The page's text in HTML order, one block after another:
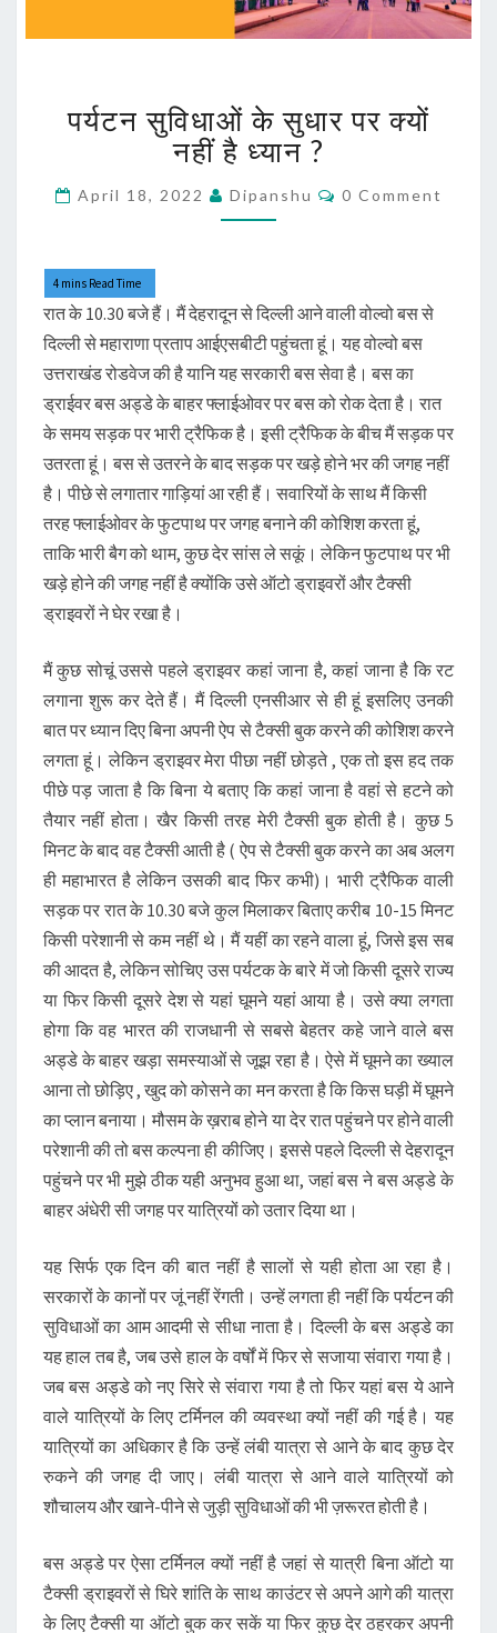
सुविधाओं
के
सुधार
पर
क्यों
?
पर्यटन सुविधाओं के सुधार पर क्यों
नहीं है ध्यान ?
April 18, 2022 Dipanshu Comments
0 Comment
रात के 10.30 बजे हैं। मैं देहरादून से दिल्ली आने वाली वोल्वो बस से
दिल्ली से महाराणा प्रताप आईएसबीटी पहुंचता हूं। यह वोल्वो बस
उत्तराखंड रोडवेज की है यानि यह सरकारी बस सेवा है। बस का
ड्राईवर बस अड्डे के बाहर फ्लाईओवर पर बस को रोक देता है। रात
के समय सड़क पर भारी ट्रैफिक है। इसी ट्रैफिक के बीच मैं सड़क पर
उतरता हूं। बस से उतरने के बाद सड़क पर खड़े होने भर की जगह नहीं
है। पीछे से लगातार गाड़ियां आ रही हैं। सवारियों के साथ मैं किसी
तरह फ्लाईओवर के फुटपाथ पर जगह बनाने की कोशिश करता हूं,
ताकि भारी बैग को थाम, कुछ देर सांस ले सकूं। लेकिन फुटपाथ पर भी
खड़े होने की जगह नहीं है क्योंकि उसे ऑटो ड्राइवरों और टैक्सी
ड्राइवरों ने घेर रखा है।
मैं कुछ सोचूं उससे पहले ड्राइवर कहां जाना है, कहां जाना है कि रट
लगाना शुरू कर देते हैं। मैं दिल्ली एनसीआर से ही हूं इसलिए उनकी
बात पर ध्यान दिए बिना अपनी ऐप से टैक्सी बुक करने की कोशिश करने
लगता हूं। लेकिन ड्राइवर मेरा पीछा नहीं छोड़ते , एक तो इस हद तक
पीछे पड़ जाता है कि बिना ये बताए कि कहां जाना है वहां से हटने को
तैयार नहीं होता। खैर किसी तरह मेरी टैक्सी बुक होती है। कुछ 5
मिनट के बाद वह टैक्सी आती है ( ऐप से टैक्सी बुक करने का अब अलग
ही महाभारत है लेकिन उसकी बाद फिर कभी)। भारी ट्रैफिक वाली
सड़क पर रात के 10.30 बजे कुल मिलाकर बिताए करीब 10-15 मिनट
किसी परेशानी से कम नहीं थे। मैं यहीं का रहने वाला हूं, जिसे इस सब
की आदत है, लेकिन सोचिए उस पर्यटक के बारे में जो किसी दूसरे राज्य
या फिर किसी दूसरे देश से यहां घूमने यहां आया है। उसे क्या लगता
होगा कि वह भारत की राजधानी से सबसे बेहतर कहे जाने वाले बस
अड्डे के बाहर खड़ा समस्याओं से जूझ रहा है। ऐसे में घूमने का ख्याल
आना तो छोड़िए , खुद को कोसने का मन करता है कि किस घड़ी में घूमने
का प्लान बनाया। मौसम के ख़राब होने या देर रात पहुंचने पर होने वाली
परेशानी की तो बस कल्पना ही कीजिए। इससे पहले दिल्ली से देहरादून
पहुंचने पर भी मुझे ठीक यही अनुभव हुआ था, जहां बस ने बस अड्डे के
बाहर अंधेरी सी जगह पर यात्रियों को उतार दिया था।
यह सिर्फ एक दिन की बात नहीं है सालों से यही होता आ रहा है।
सरकारों के कानों पर जूं नहीं रेंगती। उन्हें लगता ही नहीं कि पर्यटन की
सुविधाओं का आम आदमी से सीधा नाता है। दिल्ली के बस अड्डे का
यह हाल तब है, जब उसे हाल के वर्षों में फिर से सजाया संवारा गया है।
जब बस अड्डे को नए सिरे से संवारा गया है तो फिर यहां बस ये आने
वाले यात्रियों के लिए टर्मिनल की व्यवस्था क्यों नहीं की गई है। यह
यात्रियों का अधिकार है कि उन्हें लंबी यात्रा से आने के बाद कुछ देर
रुकने की जगह दी जाए। लंबी यात्रा से आने वाले यात्रियों को
शौचालय और खाने-पीने से जुड़ी सुविधाओं की भी ज़रूरत होती है।
बस अड्डे पर ऐसा टर्मिनल क्यों नहीं है जहां से यात्री बिना ऑटो या
टैक्सी ड्राइवरों से घिरे शांति के साथ काउंटर से अपने आगे की यात्रा
के लिए टैक्सी या ऑटो बुक कर सकें या फिर कुछ देर ठहरकर अपनी